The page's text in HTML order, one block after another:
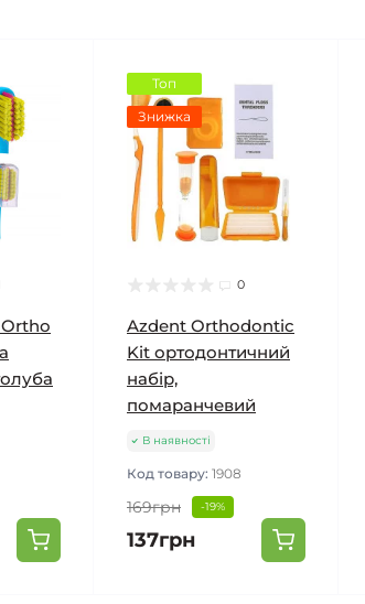
Топ
Знижка
0
Azdent Orthodontic
Kit ортодонтичний
набір,
помаранчевий
В наявності
Код товару: 1908
169грн -19%
137грн